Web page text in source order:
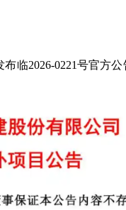
2026-0221号官方